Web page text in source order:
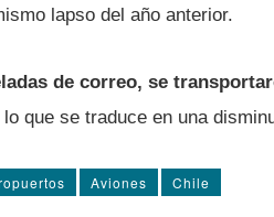
lapso del año anterior.
de correo, se
lo que se traduce en una
Aviones Chile